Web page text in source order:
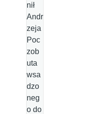
nił
Andr
zeja
Poc
zob
uta
wsa
dzo
neg
o do